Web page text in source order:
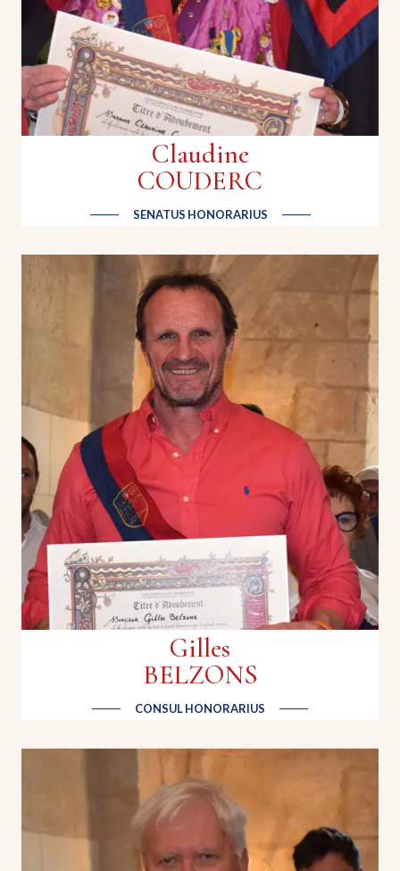
Claudine
COUDERC
SENATUS HONORARIUS
Gilles
BELZONS
CONSUL HONORARIUS
Lucien GARCIA
Artisan coutelier forgeron | LG Coutellerie
Mes couteaux sont principalement dédiés aux
amoureux de cuisine et d’art de la table qui
affectionnent un outil précis, durable et conçu de
manière artisanale. Ils sont entièrement faits main
par mes soins dans mon atelier.
Yves GRENET